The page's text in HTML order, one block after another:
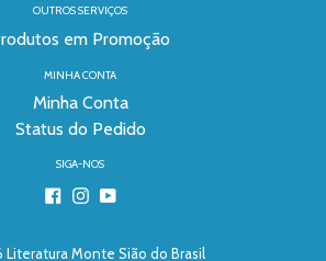
OUTROS SERVIÇOS
em Promoção
MINHA CONTA
Minha Conta
Status do Pedido
SIGA-NOS
Facebook
Instagram
YouTube
Literatura Monte Sião do Brasil